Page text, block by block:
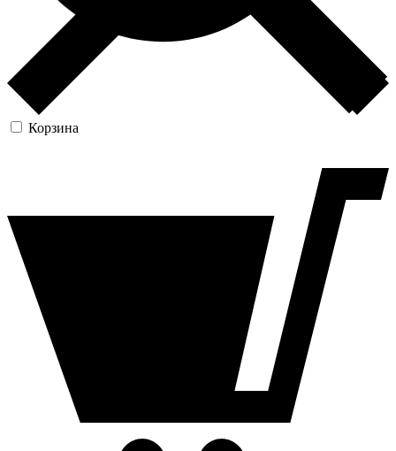
Корзина